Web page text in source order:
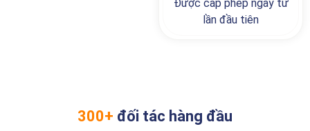
Được cấp phép ngay từ
lần đầu tiên
300+ đối tác hàng đầu